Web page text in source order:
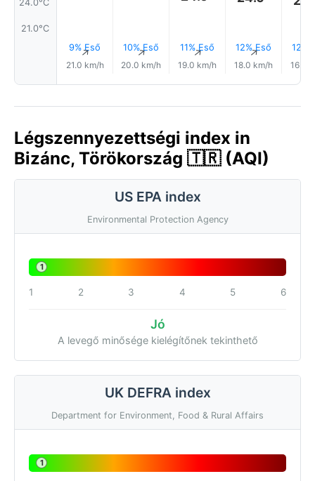
21.0°C
9% Eső
↑
21.0 km/h
10% Eső
↑
20.0 km/h
11% Eső
↑
19.0 km/h
12% Eső
↑
18.0 km/h
12%
16.0
Légszennyezettségi index in
Bizánc, Törökország 🇹🇷 (AQI)
US EPA index
Environmental Protection Agency
1
1 2 3 4 5 6
Jó
A levegő minősége kielégítőnek tekinthető
UK DEFRA index
Department for Environment, Food & Rural Affairs
1